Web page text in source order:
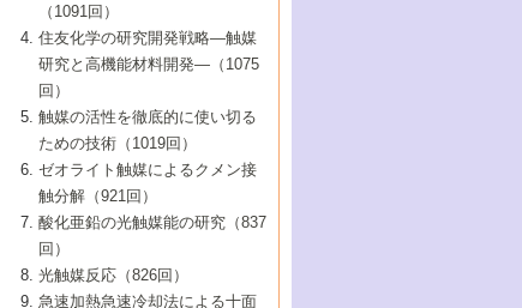
8号 若手研究者による触媒研究の未来展望
2：大学・研究所編
8号 イオン液体の応用
8号 多機能型リアクター
8号 超臨界流体を用いた化学プロセスの新
6号 第94回触媒討論会
7号 サブナノレベルでみた新しい表面現象
8号 オレフィン重合触媒の新たな展
5号 基礎化学品製造の触媒技術
6号 第92回触媒討論会
7号 基礎化学品製造の触媒技術
8号 資源の循環と触媒技術
4号 ナノ材料の調製と機能化
5号 こんな触媒が欲しい
6号 第90回触媒討論会
7号 触媒研究と学術雑誌/情報
8号 若い世代からみた触媒化学の現状と未
3号 生体触媒とバイオプロセス
4号 水素製造・利用の触媒化学
5号 触媒研究における新しい切り口：コン
ビナトリアルケミストリー
6号 第88回触媒討論会特集号
7号 企業における触媒研究のブレークスル
8号 この材料を触媒として使ってみません
2号 第85回触媒討論会
3号 反応ダイナミクス
5号 触媒のおもしろさをどのように伝える
6号 第86回触媒討論会
7号 水素化精製触媒の新しい展開
8号 新しい反応性と機能性を目指した金属
クラスタ-化学
1号 孔、穴、あな?-特異な空間とその利用-
2号 第83回触媒討論会
3号 均一系触媒反応最前線
4号 実用炭素材料の新展開
5号 研究の方法論を考える
7号 機能性金属材料と触媒
8号 触媒研究へのNMRの応用と展望
▼40巻（1998年）
進展と21世紀への提言/創立40周年記念・触
媒学会この10年の歩みとこれから/創立40周
2号 第81回触媒討論会
3号 計算機触媒化学へのさそい
4号 触媒劣化の制御と予測
5号 最新の実用プロセスと触媒
6号 第82回触媒討論会
1号 均一系と不均一系触媒反応-その特徴と
接点
2号 第79回触媒討論会
3号 最新NO除去触媒の実用化研究
4号 新しい反応場を目指した触媒調製
5号 反応・分離技術の新しい展開
6号 第80回触媒討論会
▼38巻（1996年）
1号 触媒の構造と触媒作用/C1化学を中心と
する21世紀への触媒
3号 オリンピックメダル:金・銀・銅はどん
な触媒作用を示すか
4号 触媒作用における機能の複合化
▼37巻（1995年）
1号 ファインケミカルズと固体触媒
2号 第75回触媒討論会
3号 希土類を利用した触媒
4号 触媒とリサイクル
5号 エネルギー変換触媒
▼36巻（1994年）
1号 電気化学と触媒
2号 第73回触媒討論会
3号 C4化学の展開
4号 《通常号》
▼35巻（1993年）
1号 工業触媒開発マニュアル―探索から工
業化まで
2号 第71回触媒討論会
▼34巻（1992年）
1号 インパクトを与えたこの研究
2号 第69回触媒討論会
▼33巻（1991年）
1号 触媒プロセス開発マニュアル―探索か
▼32巻（1990年）
（1091回）
住友化学の研究開発戦略―触媒
研究と高機能材料開発―（1075
回）
触媒の活性を徹底的に使い切る
ための技術（1019回）
ゼオライト触媒によるクメン接
触分解（921回）
酸化亜鉛の光触媒能の研究（837
回）
光触媒反応（826回）
急速加熱急速冷却法による十面